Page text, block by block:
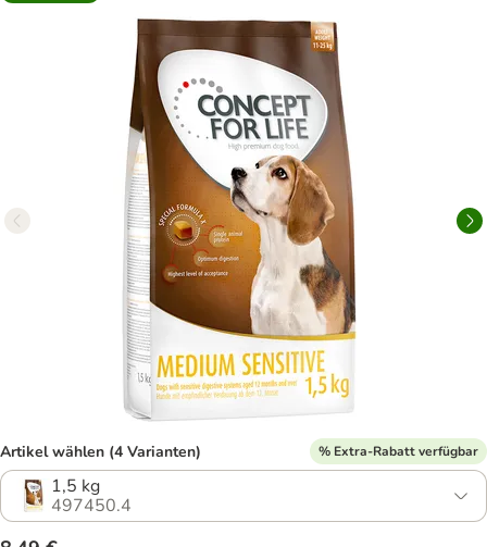
Artikel wählen (4 Varianten) % Extra-Rabatt verfügbar
1,5 kg
497450.4